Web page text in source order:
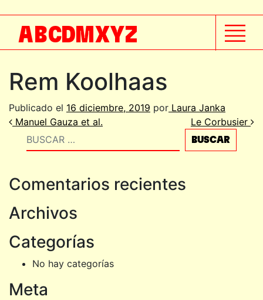
ABCDMXYZ
Rem Koolhaas
Publicado el 16 diciembre, 2019 por Laura Janka
Navegación de entradas
Manuel Gauza et al.
Le Corbusier
Buscar
Comentarios recientes
Archivos
Categorías
No hay categorías
Meta